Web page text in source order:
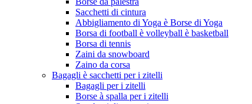
Sacchetti di cintura
Abbigliamento di Yoga è Borse di Yoga
Borsa di football è volleyball è basketball
Borsa di tennis
Zaini da snowboard
Zaino da corsa
Bagagli è sacchetti per i zitelli
Bagagli per i zitelli
Borse à spalla per i zitelli